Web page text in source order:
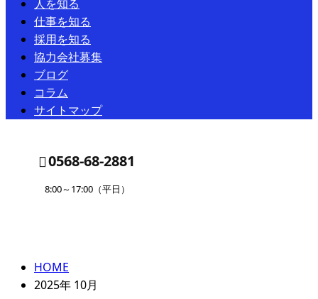
人を知る
仕事を知る
採用を知る
協力会社募集
ブログ
コラム
サイトマップ
0568-68-2881
8:00～17:00（平日）
HOME
2025年 10月